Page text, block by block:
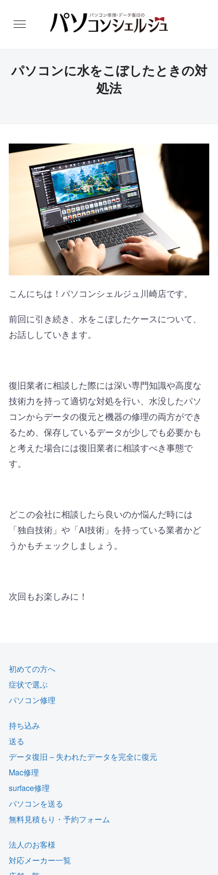
パソコンに水をこぼしたときの対
処法
こんにちは！パソコンシェルジュ川崎店です。
前回に引き続き、水をこぼしたケースについて、
お話ししていきます。
復旧業者に相談した際には深い専門知識や高度な
技術力を持って適切な対処を行い、水没したパソ
コンからデータの復元と機器の修理の両方ができ
るため、保存しているデータが少しでも必要かも
と考えた場合には復旧業者に相談すべき事態で
す。
どこの会社に相談したら良いのか悩んだ時には
「独自技術」や「AI技術」を持っている業者かど
うかもチェックしましょう。
次回もお楽しみに！
初めての方へ
症状で選ぶ
パソコン修理
持ち込み
送る
データ復旧 – 失われたデータを完全に復元
Mac修理
surface修理
パソコンを送る
無料見積もり・予約フォーム
法人のお客様
対応メーカー一覧